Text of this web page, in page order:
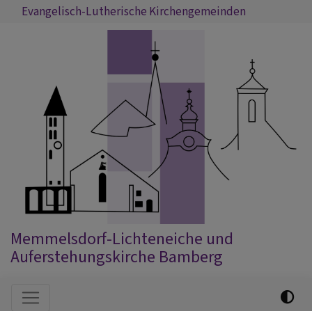
DirektEvangelisch-Lutherische Kirchengemeinden
Memmelsdorf-Lichteneiche und
Auferstehungskirche Bamberg
Hauptnavigation